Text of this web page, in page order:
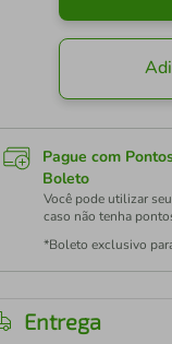
Pague com
Boleto
Você pode utilizar
caso não tenha
*Boleto exclusivo
Entrega